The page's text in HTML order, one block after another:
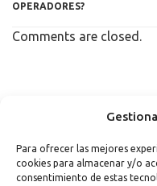
Para ofrecer las mejores
cookies para almacenar y/o
consentimiento de estas
OPERADORES?
Comments are closed.
Copyright 2023 |